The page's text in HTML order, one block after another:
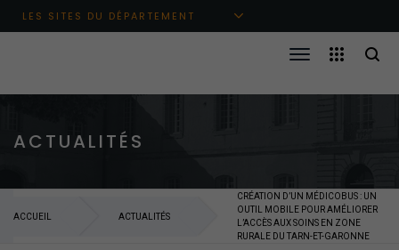
Aller au menu principal
Aller au contenu
Aller à la recherche
LES SITES DU DÉPARTEMENT
ACTUALITÉS
ACCUEIL ACTUALITÉS
CRÉATION D’UN MÉDICOBUS : UN
OUTIL MOBILE POUR AMÉLIORER
L’ACCÈS AUX SOINS EN ZONE
RURALE DU TARN-ET-GARONNE